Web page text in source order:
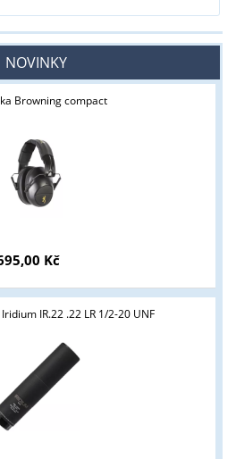
NOVINKY
Browning compact
Kč
IR.22 .22 LR 1/2-20 UNF